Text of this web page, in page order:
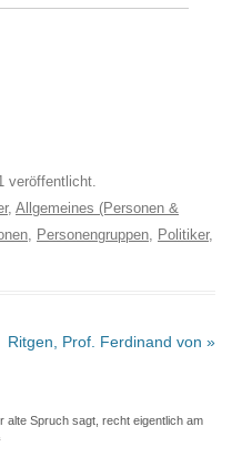
veröffentlicht.
, Allgemeines (Personen &
Personengruppen Politiker,
Ritgen, Prof. Ferdinand von »
alte Spruch sagt, recht eigentlich am